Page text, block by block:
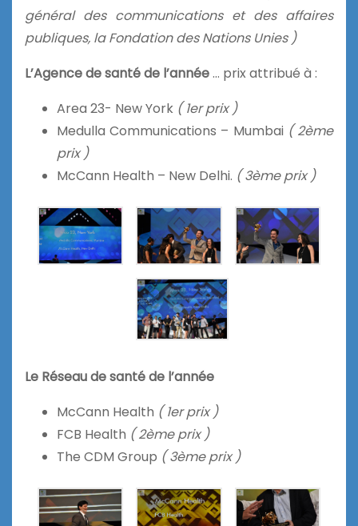
général des communications et des affaires
publiques, la Fondation des Nations Unies )
L’Agencedesanté de l’année… prix attribué à :
Area 23- New York ( 1er prix )
Medulla Communications – Mumbai( 2ème
prix )
McCann Health – New Delhi. ( 3ème prix )
Le Réseau de santé de l’année
McCann Health ( 1er prix )
FCB Health ( 2ème prix )
The CDM Group ( 3ème prix )